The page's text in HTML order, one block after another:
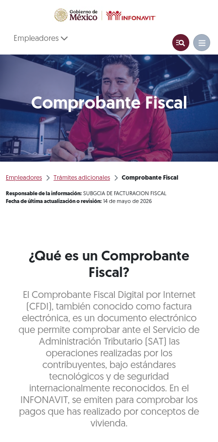
Empleadores
Comprobante Fiscal
Empleadores Trámites adicionales Comprobante Fiscal
Responsable de la información: SUBGCIA DE FACTURACION FISCAL
Fecha de última actualización o revisión: 14 de mayo de 2026
¿Qué es un Comprobante
Fiscal?
El Comprobante Fiscal Digital por Internet
(CFDI), también conocido como factura
electrónica, es un documento electrónico
que permite comprobar ante el Servicio de
Administración Tributario (SAT) las
operaciones realizadas por los
contribuyentes, bajo estándares
tecnológicos y de seguridad
internacionalmente reconocidos. En el
INFONAVIT, se emiten para comprobar los
pagos que has realizado por conceptos de
vivienda.